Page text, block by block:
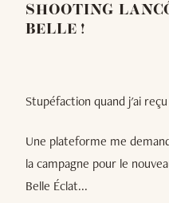
SHOOTING
BELLE !
Stupéfaction quand j'ai
Une plateforme me
la campagne pour le
Belle Éclat...